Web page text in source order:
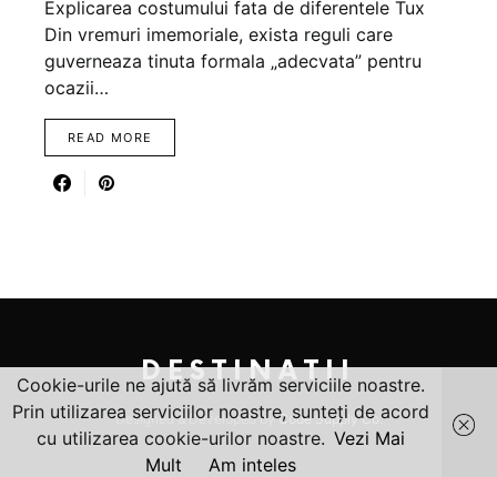
Explicarea costumului fata de diferentele Tux
Din vremuri imemoriale, exista reguli care
guverneaza tinuta formala „adecvata” pentru
ocazii…
READ MORE
DESTINATII
Designed & Developed byCode Supply Co.
Cookie-urile ne ajută să livrăm serviciile noastre.
Prin utilizarea serviciilor noastre, sunteți de acord
cu utilizarea cookie-urilor noastre. Vezi Mai
Mult
Am inteles